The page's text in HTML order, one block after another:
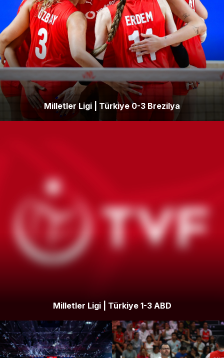
Milletler Ligi | Türkiye 0-3 Brezilya
Milletler Ligi | Türkiye 1-3 ABD